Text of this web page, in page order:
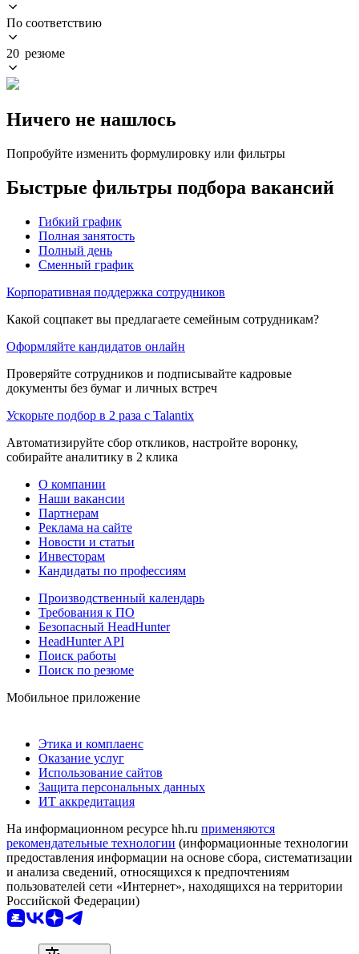
По соответствию
20 резюме
Ничего не нашлось
Попробуйте изменить формулировку или фильтры
Быстрые фильтры подбора вакансий
Гибкий график
Полная занятость
Полный день
Сменный график
Корпоративная поддержка сотрудников
Какой соцпакет вы предлагаете семейным сотрудникам?
Оформляйте кандидатов онлайн
Проверяйте сотрудников и подписывайте кадровые
документы без бумаг и личных встреч
Ускорьте подбор в 2 раза с Talantix
Автоматизируйте сбор откликов, настройте воронку,
собирайте аналитику в 2 клика
О компании
Наши вакансии
Партнерам
Реклама на сайте
Новости и статьи
Инвесторам
Кандидаты по профессиям
Производственный календарь
Требования к ПО
Безопасный HeadHunter
HeadHunter API
Поиск работы
Поиск по резюме
Мобильное приложение
Этика и комплаенс
Оказание услуг
Использование сайтов
Защита персональных данных
ИТ аккредитация
На информационном ресурсе hh.ru применяются
рекомендательные технологии (информационные технологии
предоставления информации на основе сбора, систематизации
и анализа сведений, относящихся к предпочтениям
пользователей сети «Интернет», находящихся на территории
Российской Федерации)